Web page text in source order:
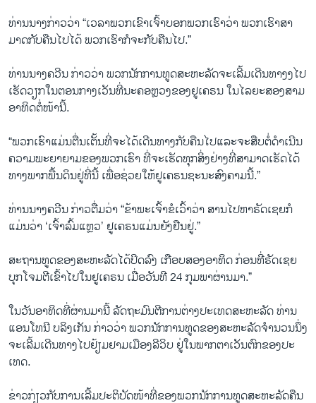
ທ່ານ​ນາງ​ກ່າວ​ວ່າ “ເວ​ລາ​ພວກ​ເຂົາ​ເຈົ້າ​ບອກ​ພວກ​ເຮົາ​ວ່າ ພວກ​ເຮົາ​ສາ​
ມາດ​ກັບ​ຄືນ​ໄປ​ໄດ້ ພວກ​ເຮົາ​ກໍ​ຈະ​ກັບ​ຄືນ​ໄປ.”
ທ່ານ​ນາງ​ຄວີນ ກ່າວ​ວ່າ ພວກ​ນັກ​ການ​ທູດ​ສະ​ຫະ​ລັດ​ຈະ​ເລີ້ມ​ເດີນ​ທາງງ​ໄປ​
ເຮັດ​ວຽກ​ໃນ​ຕອນ​ກາງ​ເວັນ​ທີ່​ນະ​ຄອ​ຫຼວງ​ຂອງ​ຢູ​ເຄ​ຣນ ໃນ​ໄລ​ຍະ​ສອງ​ສາມ​
ອາ​ທິດ​ຕໍ່​ໜ້ານີ້.
“ພວກ​ເຮົາ​ແມ່ນ​ຕື່ນ​ເຕັ້ນ​ທີ່​ຈະ​ໄດ້​ເດີນ​ທາງ​ກັບ​ຄືນ​ໄປ​ແລະ​ຈະ​ສືບ​ຕໍ່​ດຳ​ເນີນ​
ຄວ​າມ​ພະ​ຍາ​ຍາມ​ຂອງ​ພວກ​ເຮົາ ທີ່​ຈະ​ເຮັດ​ທຸກ​ສິ່ງ​ຢ່າງ​ທີ່​ສາ​ມາດ​ເຮັດ​ໄດ້
ທາງ​ພາກ​ພື້ນ​ດິນ​ຢູ່​ທີ່ນີ້ ​ເພື່ອ​ຊ່ວຍ​ໃຫ້​ຢູ​ເຄ​ຣນ​ຊະ​ນະ​ສົງ​ຄາມນີ້.”
ທ່ານ​ນາງ​ຄວີນ ​ກ່າວ​ຕື່ມ​ວ່າ “ຂ້າ​ພະ​ເຈົ້າ​ຂໍ​ເວົ້າ​ວ່າ ສານ​ໄປ​ຫາ​ຣັດ​ເຊຍ​ກໍ​
ແມ່ນ​ວ່າ ‘ເຈົ້າ​ລົ້ມ​ແຫຼວ’ ຢູ​ເຄ​ຣນ​ແມ່ນ​ຍັງ​ຢືນ​ຢູ່.”
ສະ​ຖານ​ທູດ​ຂອງ​ສະ​ຫະ​ລັດ​ໄດ້​ປິດ​ລົງ ​ເກືອບສອງ​ອາ​ທິດ ກ່ອນ​ທີ່​ຣັດ​ເຊຍ​
ບຸກ​ໂຈມ​ຕີ​ເຂົ້າ​ໄປ​ໃນ​ຢູ​ເຄ​ຣນ ເມື່ອ​ວັນ​ທີ 24 ກຸມ​ພາ​ຜ່ານ​ມາ.”
ໃນ​ວັນ​ອາ​ທິດ​ທີ່​ຜ່ານ​ມາ​ນີ້ ລັດ​ຖະ​ມົນ​ຕີ​ການ​ຕ່າງ​ປະ​ເທດ​ສະ​ຫະ​ລັດ ທ່ານ​
ແອນ​ໂທ​ນີ ບ​ລິງ​ເກັນ ກ່າວ​ວ່າ ພວກ​ນັກ​ການ​ທູດ​ຂອງ​ສະ​ຫະ​ລັດ​ຈຳ​ນວນ​ນຶ່ງ​
ຈະ​ເລີ້ມເດີນ​ທາງ​ໄປ​ຢ້ຽມ​ຢາມ​ເມືອ​ງ​ລີ​ວິບ ຢູ່​ໃນ​ພາກ​ຕາ​ເວັນ​ຕົກ​ຂອງ​ປະ​
ເທດ.
ຂ່າວ​ກ່ຽວ​ກັບ​ການ​ເລີ້ມ​ປະ​ຕິ​ບັດ​ໜ້າ​ທີ່​ຂອງ​ພວກ​ນັກ​ການ​ທູດ​ສະ​ຫະ​ລັດ​ຄືນ​